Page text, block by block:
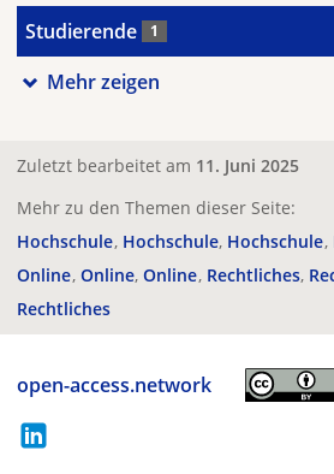
Studierende 1
Mehr zeigen
Zuletzt bearbeitet am 11. Juni 2025
Mehr zu den Themen dieser Seite:
Hochschule Hochschule Hochschule
Online Online Online Rechtliches
Rechtliches
open-access.network